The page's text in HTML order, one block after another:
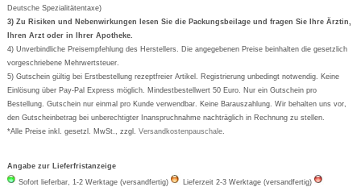
Formoline
Wick
Eucerin
Basica
Deutsche Spezialitätentaxe)
3) Zu Risiken und Nebenwirkungen lesen Sie die Packungsbeilage und fragen Sie Ihre Ärztin,
Ihren Arzt oder in Ihrer Apotheke.
4) Unverbindliche Preisempfehlung des Herstellers. Die angegebenen Preise beinhalten die gesetzlich
vorgeschriebene Mehrwertsteuer.
5) Gutschein gültig bei Erstbestellung rezeptfreier Artikel. Registrierung unbedingt notwendig. Keine
Einlösung über Pay-Pal Express möglich. Mindestbestellwert 50 Euro. Nur ein Gutschein pro
Bestellung. Gutschein nur einmal pro Kunde verwendbar. Keine Barauszahlung. Wir behalten uns vor,
den Gutscheinbetrag bei unberechtigter Inanspruchnahme nachträglich in Rechnung zu stellen.
*Alle Preise inkl. gesetzl. MwSt., zzgl.Versandkostenpauschale
Angabe zur Lieferfristanzeige
Sofort lieferbar, 1-2 Werktage (versandfertig)
Lieferzeit 2-3 Werktage (versandfertig)